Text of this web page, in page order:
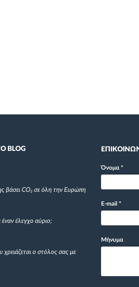
BLOG
βάσει CO₂ σε όλη την Ευρώπη
έλεγχο αύριο;
ο στόλος σας με
Όνομα *
E-mail *
Μήνυμα